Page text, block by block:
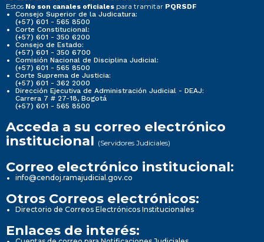
Estos No son canales oficiales para tramitar PQRSDF
Consejo Superior de la Judicatura:
(+57) 601 - 565 8500
Corte Constitucional:
(+57) 601 - 350 6200
Consejo de Estado:
(+57) 601 - 350 6700
Comisión Nacional de Disciplina Judicial:
(+57) 601 - 565 8500
Corte Suprema de Justicia:
(+57) 601 - 362 2000
Dirección Ejecutiva de Administración Judicial - DEAJ:
Carrera 7 # 27-18, Bogotá
(+57) 601 - 565 8500
Acceda a su correo electrónico
institucional (Servidores Judiciales)
Correo electrónico institucional:
info@cendoj.ramajudicial.gov.co
Otros Correos electrónicos:
Directorio de Correos Electrónicos Institucionales
Enlaces de interés: